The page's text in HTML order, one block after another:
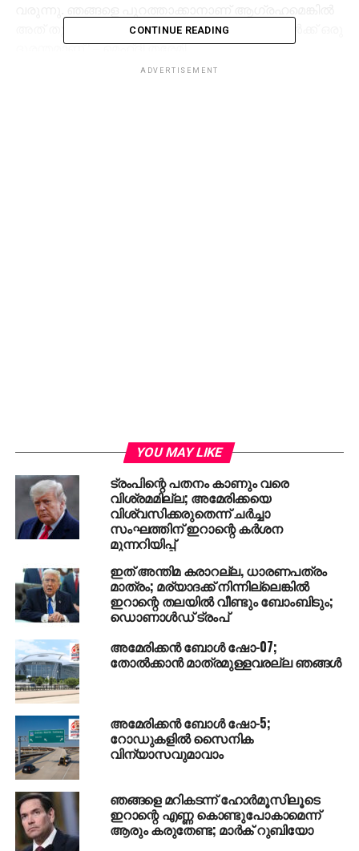
അത് തുറന്നു പറയണം. ഈ ടൂര്‍ണമെന്റ് ഞങ്ങള്‍ക്ക് ഒരു
ദുരന്തമാണ്.’ – മെഹ്ദി തരേമി
DON'T MISS
സൗദിയില്‍ ഒരാഴ്ചയ്ക്കിടെ 15,231 അനധികൃത
താമസക്കാരെ അറസ്റ്റ് ചെയ്തു
CONTINUE READING
ADVERTISEMENT
YOU MAY LIKE
ട്രംപിന്റെ പതനം കാണും വരെ
വിശ്രമമില്ല; അമേരിക്കയെ
വിശ്വസിക്കരുതെന്ന് ചര്‍ച്ചാ
സംഘത്തിന് ഇറാന്റെ കര്‍ശന
മുന്നറിയിപ്പ്
ഇത് അന്തിമ കരാറല്ല, ധാരണപത്രം
മാത്രം; മര്യാദക്ക് നിന്നില്ലെങ്കില്‍
ഇറാന്റെ തലയില്‍ വീണ്ടും ബോംബിടും;
ഡൊണാള്‍ഡ് ട്രംപ്
അമേരിക്കൻ ബോൾ ഷോ-07;
തോൽക്കാൻ മാത്രമുള്ളവരല്ല ഞങ്ങൾ
അമേരിക്കൻ ബോൾ ഷോ-5;
റോഡുകളിൽ സൈനിക
വിന്യാസവുമാവാം
ഞങ്ങളെ മറികടന്ന് ഹോര്‍മൂസിലൂടെ
ഇറാന്റെ എണ്ണ കൊണ്ടുപോകാമെന്ന്
ആരും കരുതേണ്ട; മാര്‍ക് റുബിയോ